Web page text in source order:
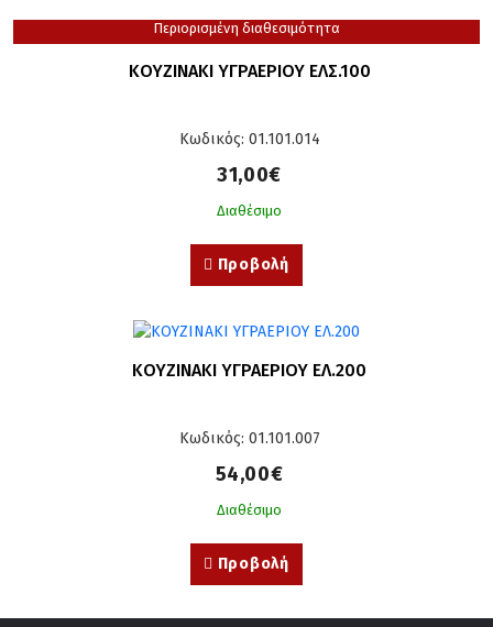
Περιορισμένη διαθεσιμότητα
ΚΟΥΖΙΝΑΚΙ ΥΓΡΑΕΡΙΟΥ ΕΛΣ.100
Κωδικός: 01.101.014
31,00€
Διαθέσιμο
Προβολή
ΚΟΥΖΙΝΑΚΙ ΥΓΡΑΕΡΙΟΥ ΕΛ.200
Κωδικός: 01.101.007
54,00€
Διαθέσιμο
Προβολή